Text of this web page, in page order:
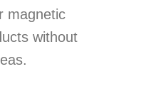
magnetic
without